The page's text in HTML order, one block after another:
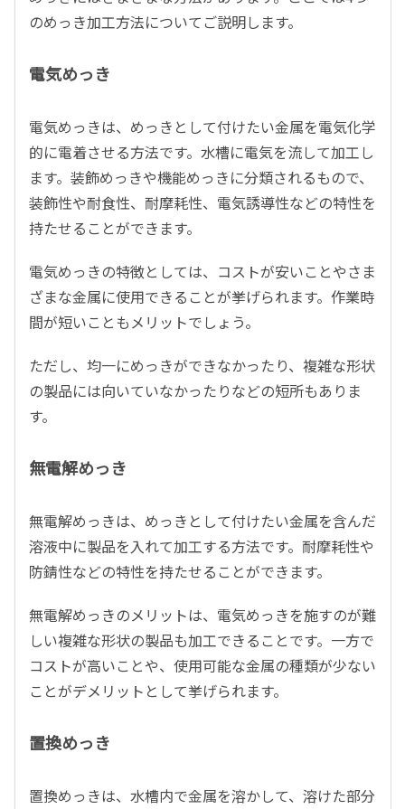
のめっき加工方法についてご説明します。
電気めっき
電気めっきは、めっきとして付けたい金属を電気化学
的に電着させる方法です。水槽に電気を流して加工し
ます。装飾めっきや機能めっきに分類されるもので、
装飾性や耐食性、耐摩耗性、電気誘導性などの特性を
持たせることができます。
電気めっきの特徴としては、コストが安いことやさま
ざまな金属に使用できることが挙げられます。作業時
間が短いこともメリットでしょう。
ただし、均一にめっきができなかったり、複雑な形状
の製品には向いていなかったりなどの短所もありま
す。
無電解めっき
無電解めっきは、めっきとして付けたい金属を含んだ
溶液中に製品を入れて加工する方法です。耐摩耗性や
防錆性などの特性を持たせることができます。
無電解めっきのメリットは、電気めっきを施すのが難
しい複雑な形状の製品も加工できることです。一方で
コストが高いことや、使用可能な金属の種類が少ない
ことがデメリットとして挙げられます。
置換めっき
置換めっきは、水槽内で金属を溶かして、溶けた部分